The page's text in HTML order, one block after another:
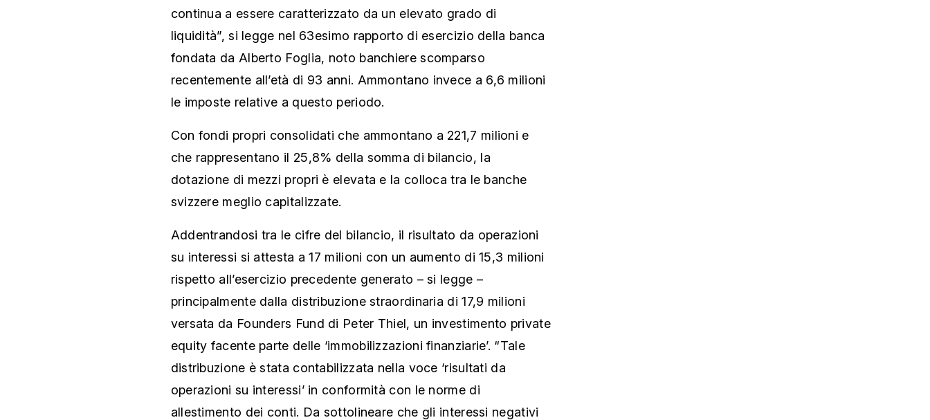
continua a essere caratterizzato da un elevato grado di
liquidità”, si legge nel 63esimo rapporto di esercizio della banca
fondata da Alberto Foglia, noto banchiere scomparso
recentemente all’età di 93 anni. Ammontano invece a 6,6 milioni
le imposte relative a questo periodo.
Con fondi propri consolidati che ammontano a 221,7 milioni e
che rappresentano il 25,8% della somma di bilancio, la
dotazione di mezzi propri è elevata e la colloca tra le banche
svizzere meglio capitalizzate.
Addentrandosi tra le cifre del bilancio, il risultato da operazioni
su interessi si attesta a 17 milioni con un aumento di 15,3 milioni
rispetto all’esercizio precedente generato – si legge –
principalmente dalla distribuzione straordinaria di 17,9 milioni
versata da Founders Fund di Peter Thiel, un investimento private
equity facente parte delle ‘immobilizzazioni finanziarie’. “Tale
distribuzione è stata contabilizzata nella voce ‘risultati da
operazioni su interessi’ in conformità con le norme di
allestimento dei conti. Da sottolineare che gli interessi negativi